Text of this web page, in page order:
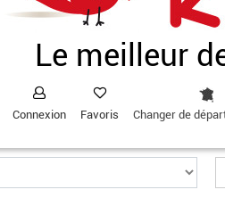
Le meilleur
Connexion Favoris Changer de